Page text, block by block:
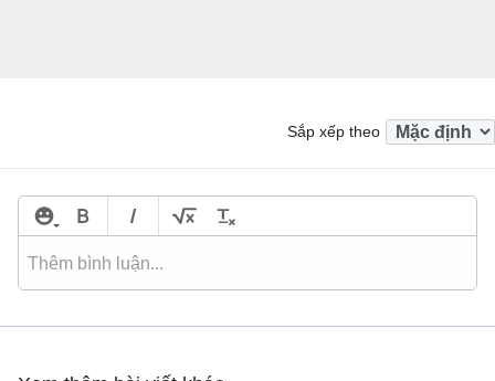
Sắp xếp theo